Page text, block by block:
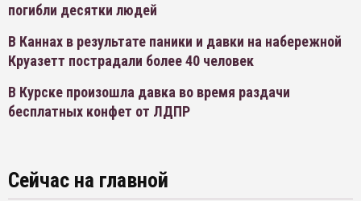
погибли десятки людей
В Каннах в результате паники и давки на набережной
Круазетт пострадали более 40 человек
В Курске произошла давка во время раздачи
бесплатных конфет от ЛДПР
Сейчас на главной